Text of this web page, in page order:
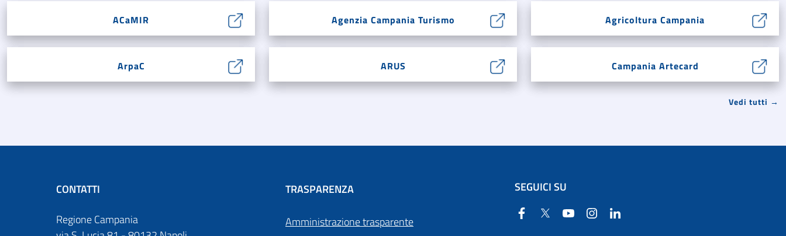
ACaMIR Agenzia Campania Turismo Agricoltura Campania
ArpaC ARUS Campania Artecard
Vedi tutti →
CONTATTI
Regione Campania
TRASPARENZA
Amministrazione trasparente
SEGUICI SU
Facebook
Twitter YouTube Instagram